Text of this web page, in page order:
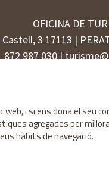
OFICINA DE
3 17113 |
872 987 030 |
i si ens dona el seu
agregades per
hàbits de navegació.